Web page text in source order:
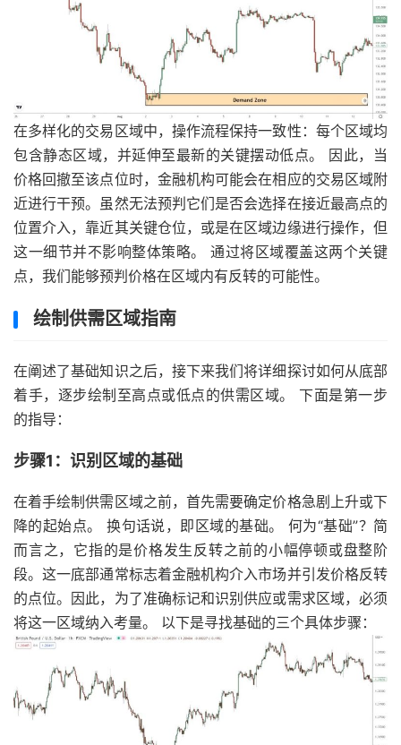
在多样化的交易区域中，操作流程保持一致性：每个区域均
包含静态区域，并延伸至最新的关键摆动低点。 因此，当
价格回撤至该点位时，金融机构可能会在相应的交易区域附
近进行干预。虽然无法预判它们是否会选择在接近最高点的
位置介入，靠近其关键仓位，或是在区域边缘进行操作，但
这一细节并不影响整体策略。 通过将区域覆盖这两个关键
点，我们能够预判价格在区域内有反转的可能性。
绘制供需区域指南
在阐述了基础知识之后，接下来我们将详细探讨如何从底部
着手，逐步绘制至高点或低点的供需区域。 下面是第一步
的指导：
步骤1：识别区域的基础
在着手绘制供需区域之前，首先需要确定价格急剧上升或下
降的起始点。 换句话说，即区域的基础。 何为“基础”？简
而言之，它指的是价格发生反转之前的小幅停顿或盘整阶
段。这一底部通常标志着金融机构介入市场并引发价格反转
的点位。因此，为了准确标记和识别供应或需求区域，必须
将这一区域纳入考量。 以下是寻找基础的三个具体步骤：